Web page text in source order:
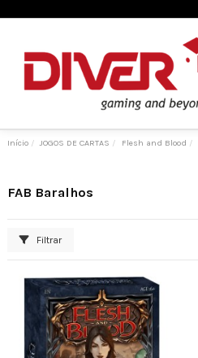
Início JOGOS DE CARTAS Flesh and Blood
FAB Baralhos
Filtrar